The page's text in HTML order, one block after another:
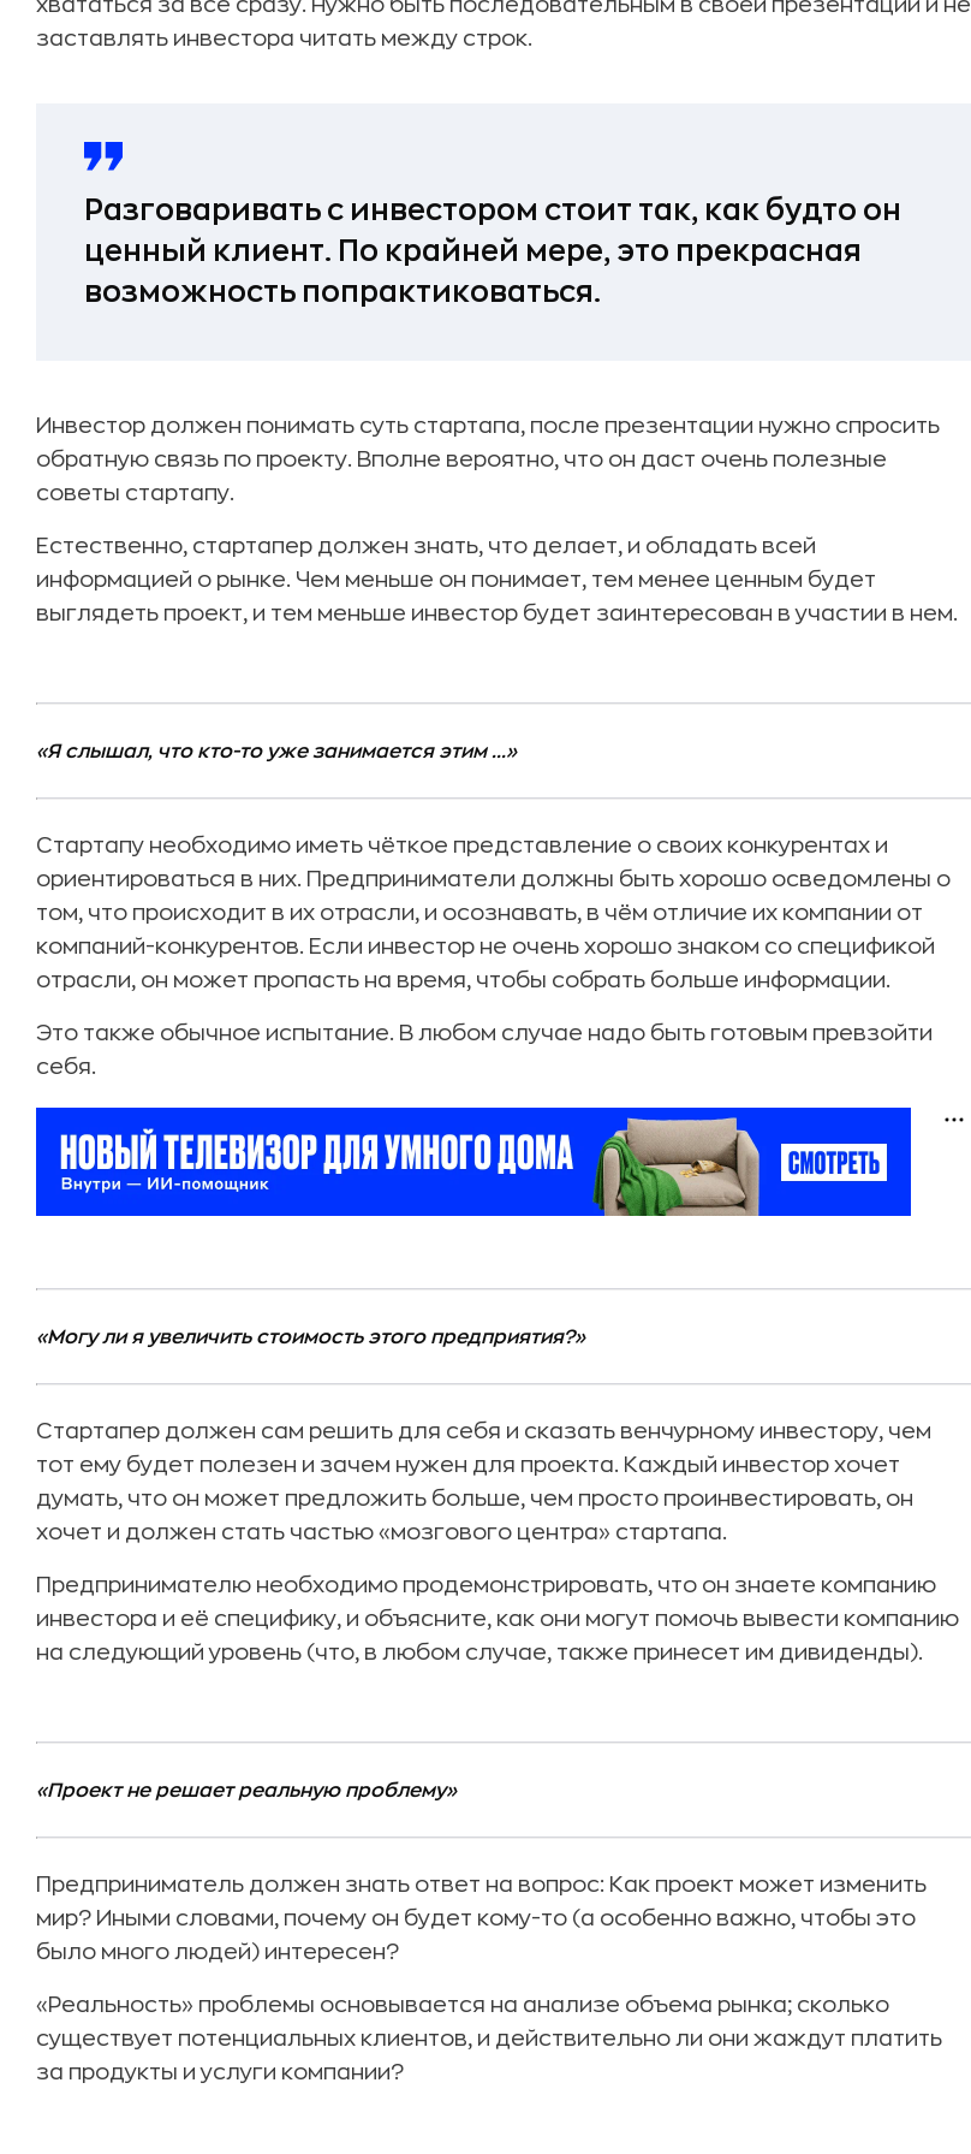
хвататься за все сразу. Нужно быть последовательным в своей презентации и не
заставлять инвестора читать между строк.
Разговаривать с инвестором стоит так, как будто он
ценный клиент. По крайней мере, это прекрасная
возможность попрактиковаться.
Инвестор должен понимать суть стартапа, после презентации нужно спросить
обратную связь по проекту. Вполне вероятно, что он даст очень полезные
советы стартапу.
Естественно, стартапер должен знать, что делает, и обладать всей
информацией о рынке. Чем меньше он понимает, тем менее ценным будет
выглядеть проект, и тем меньше инвестор будет заинтересован в участии в нем.
«Я слышал, что кто-то уже занимается этим ...»
Стартапу необходимо иметь чёткое представление о своих конкурентах и
ориентироваться в них. Предприниматели должны быть хорошо осведомлены о
том, что происходит в их отрасли, и осознавать, в чём отличие их компании от
компаний-конкурентов. Если инвестор не очень хорошо знаком со спецификой
отрасли, он может пропасть на время, чтобы собрать больше информации.
Это также обычное испытание. В любом случае надо быть готовым превзойти
себя.
«Могу ли я увеличить стоимость этого предприятия?»
Стартапер должен сам решить для себя и сказать венчурному инвестору, чем
тот ему будет полезен и зачем нужен для проекта. Каждый инвестор хочет
думать, что он может предложить больше, чем просто проинвестировать, он
хочет и должен стать частью «мозгового центра» стартапа.
Предпринимателю необходимо продемонстрировать, что он знаете компанию
инвестора и её специфику, и объясните, как они могут помочь вывести компанию
на следующий уровень (что, в любом случае, также принесет им дивиденды).
«Проект не решает реальную проблему»
Предприниматель должен знать ответ на вопрос: Как проект может изменить
мир? Иными словами, почему он будет кому-то (а особенно важно, чтобы это
было много людей) интересен?
«Реальность» проблемы основывается на анализе объема рынка; сколько
существует потенциальных клиентов, и действительно ли они жаждут платить
за продукты и услуги компании?